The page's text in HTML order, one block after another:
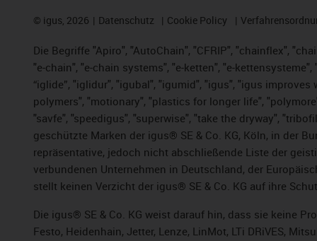
© igus, 2026 Datenschutz Cookie Policy
Die Begriffe "Apiro", "AutoChain", "CFRIP", "chainflex",
"e-chain", "e-chain systems", "e-ketten", "e-
“iglide”, "iglidur", "igubal", "igumid", "igus", "igus
polymers", "motionary", "plastics for longer life",
"savfe", "speedigus", "superwise", "take the dryway",
geschützte Marken der igus® SE & Co. KG, Köln, in der
repräsentative, jedoch nicht abschließende Liste der
verbundenen Unternehmen in Deutschland, der
stellt keinen Verzicht der igus® SE & Co. KG auf ihre
Die igus® SE & Co. KG weist darauf hin, dass sie keine
Festo, Heidenhain, Jetter, Lenze, LinMot, LTi DRiVES,